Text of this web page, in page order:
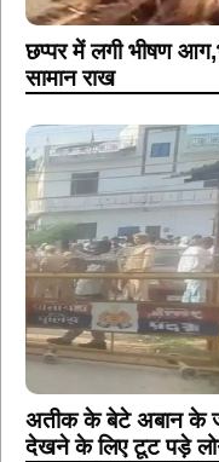
छप्पर में लगी भीषण
सामान राख
अतीक के बेटे अबान के
देखने के लिए टूट पड़े